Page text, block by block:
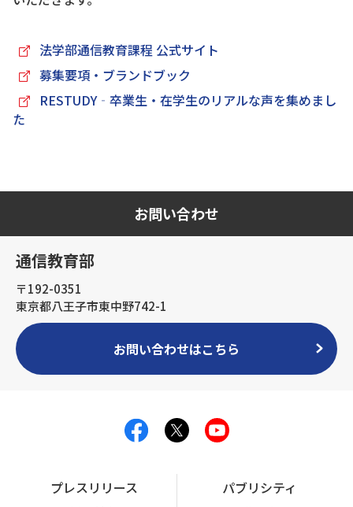
法学部通信教育課程 公式サイト
募集要項・ブランドブック
RESTUDY‐卒業生・在学生のリアルな声を集めまし
た
お問い合わせ
通信教育部
〒192-0351
東京都八王子市東中野742-1
お問い合わせはこちら
プレスリリース
パブリシティ